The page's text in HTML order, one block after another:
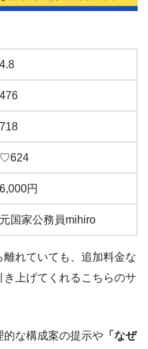
4.8
476
718
♡624
6,000円
元国家公務員mihiro
れていても、追加料金な
き上げてくれるこちらのサ
的な構成案の提示や 「なぜ